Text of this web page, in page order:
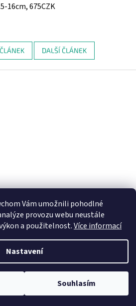
Vám umožnili pohodlné
provozu webu neustále
a použitelnost.Více informací
Nastavení
Souhlasím
16cm, 675CZK
DALŠÍ ČLÁNEK
Vytvořil Shoptet
. Všechna práva vyhrazena.